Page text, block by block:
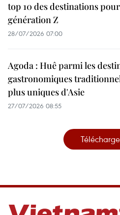
top 10 des destinations
génération Z
28/07/2026 07:00
Agoda : Huê parmi les
gastronomiques
plus uniques d'Asie
27/07/2026 08:55